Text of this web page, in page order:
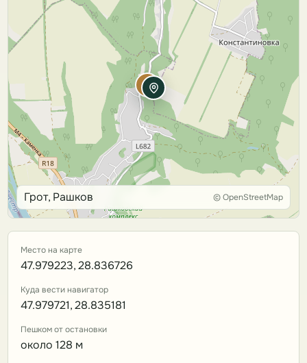
Грот, Рашков © OpenStreetMap
Место на карте
47.979223, 28.836726
Куда вести навигатор
47.979721, 28.835181
Пешком от остановки
около 128 м